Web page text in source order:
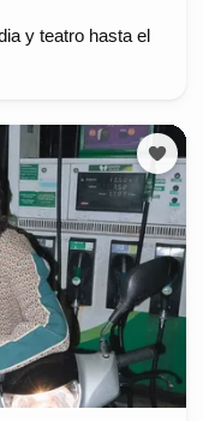
y teatro hasta el